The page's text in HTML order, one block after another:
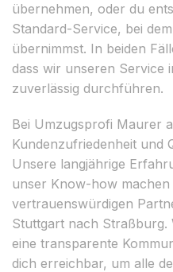
übernehmen, oder du
Standard-Service, bei
übernimmst. In beiden
dass wir unseren Service
zuverlässig durchführen.
Bei Umzugsprofi Maurer
Kundenzufriedenheit und
Unsere langjährige
unser Know-how machen
vertrauenswürdigen
Stuttgart nach
eine transparente
dich erreichbar, um alle